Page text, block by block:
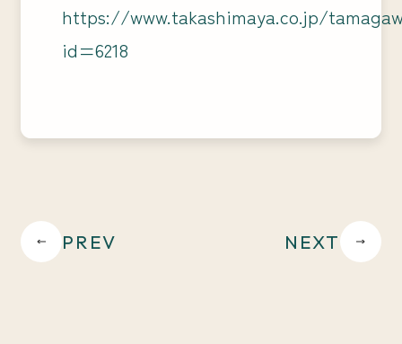
https://www.takashimaya.co.jp/
id=6218
PREV NEXT